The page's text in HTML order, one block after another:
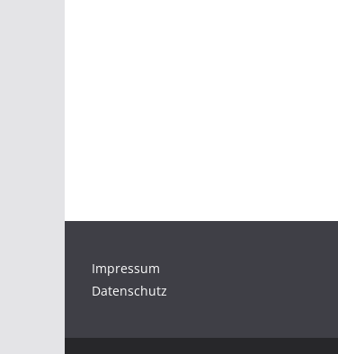
Impressum
Datenschutz